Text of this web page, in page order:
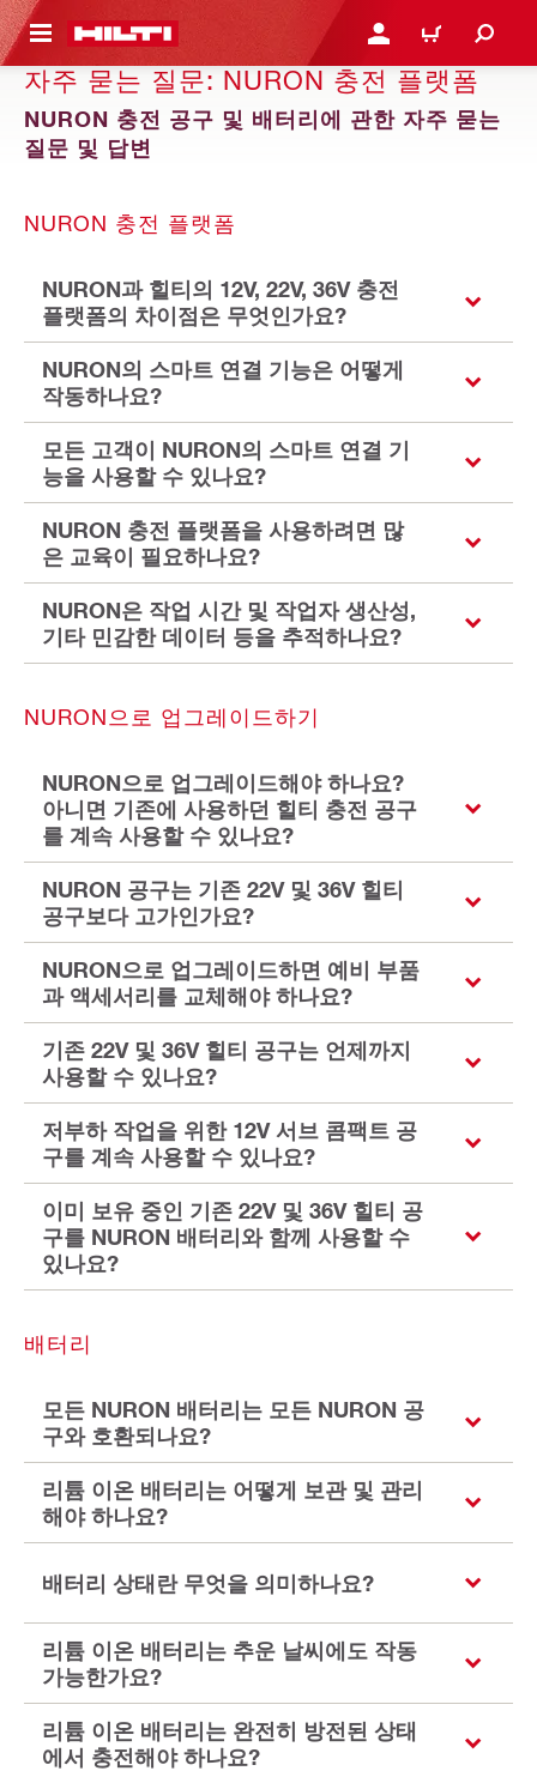
으로 건너뛰기 로그인 또는 회원가입
장바구니
자주 묻는 질문: NURON 충전 플랫폼
NURON 충전 공구 및 배터리에 관한 자주 묻는
질문 및 답변
NURON 충전 플랫폼
NURON과 힐티의 12V, 22V, 36V 충전
플랫폼의 차이점은 무엇인가요?
NURON의 스마트 연결 기능은 어떻게
작동하나요?
모든 고객이 NURON의 스마트 연결 기
능을 사용할 수 있나요?
NURON 충전 플랫폼을 사용하려면 많
은 교육이 필요하나요?
NURON은 작업 시간 및 작업자 생산성,
기타 민감한 데이터 등을 추적하나요?
NURON으로 업그레이드하기
NURON으로 업그레이드해야 하나요?
아니면 기존에 사용하던 힐티 충전 공구
를 계속 사용할 수 있나요?
NURON 공구는 기존 22V 및 36V 힐티
공구보다 고가인가요?
NURON으로 업그레이드하면 예비 부품
과 액세서리를 교체해야 하나요?
기존 22V 및 36V 힐티 공구는 언제까지
사용할 수 있나요?
저부하 작업을 위한 12V 서브 콤팩트 공
구를 계속 사용할 수 있나요?
이미 보유 중인 기존 22V 및 36V 힐티 공
구를 NURON 배터리와 함께 사용할 수
있나요?
배터리
모든 NURON 배터리는 모든 NURON 공
구와 호환되나요?
리튬 이온 배터리는 어떻게 보관 및 관리
해야 하나요?
배터리 상태란 무엇을 의미하나요?
리튬 이온 배터리는 추운 날씨에도 작동
가능한가요?
리튬 이온 배터리는 완전히 방전된 상태
에서 충전해야 하나요?